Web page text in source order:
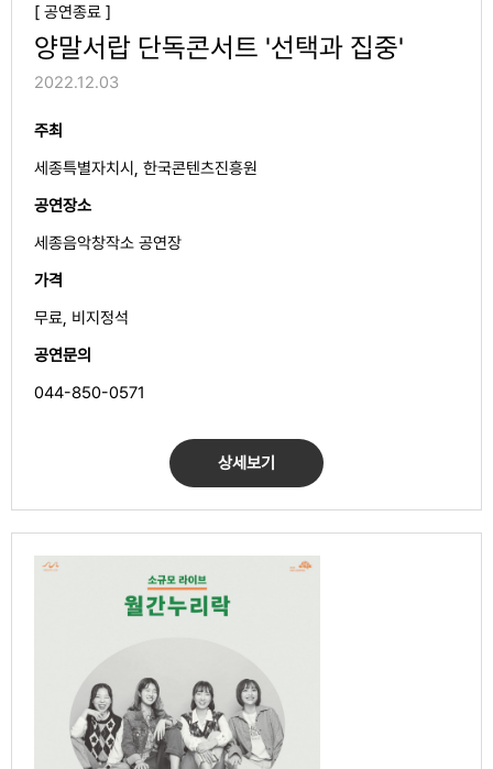
[ 공연종료 ]
양말서랍 단독콘서트 '선택과 집중'
2022.12.03
주최
세종특별자치시, 한국콘텐츠진흥원
공연장소
세종음악창작소 공연장
가격
무료, 비지정석
공연문의
044-850-0571
상세보기